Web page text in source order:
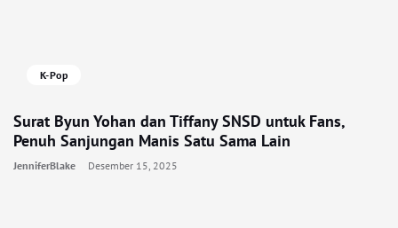
K-Pop
Surat Byun Yohan dan Tiffany SNSD untuk Fans,
Penuh Sanjungan Manis Satu Sama Lain
JenniferBlake Desember 15, 2025